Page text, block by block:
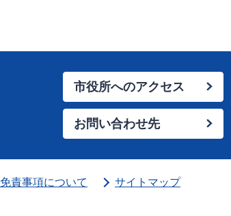
市役所へのアクセス
お問い合わせ先
免責事項について サイトマップ